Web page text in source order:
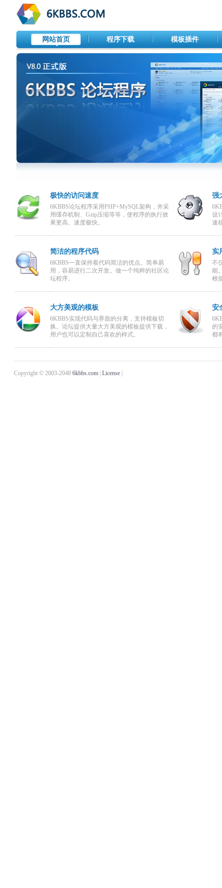
网站首页 程序下载 模板插件
极快的访问速度
6KBBS论坛程序采用PHP+MySQL架构，并采
用缓存机制、Gzip压缩等等，使程序的执行效
果更高、速度极快。
强
设
速
简洁的程序代码
6KBBS一直保持着代码简洁的优点。简单易
用，容易进行二次开发。做一个纯粹的社区论
坛程序。
实
不
能
根
大方美观的模板
6KBBS实现代码与界面的分离，支持模板切
换。论坛提供大量大方美观的模板提供下载，
用户也可以定制自己喜欢的样式。
安
的
都
Copyright © 2003-2048 6kbbs.com| License|